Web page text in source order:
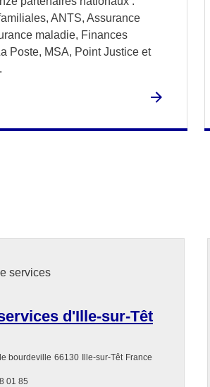
ANTS, Assurance
maladie, Finances
Poste, MSA, Point Justice et
d'Ille-sur-Têt
bourdeville 66130 Ille-sur-Têt France
01 85
services